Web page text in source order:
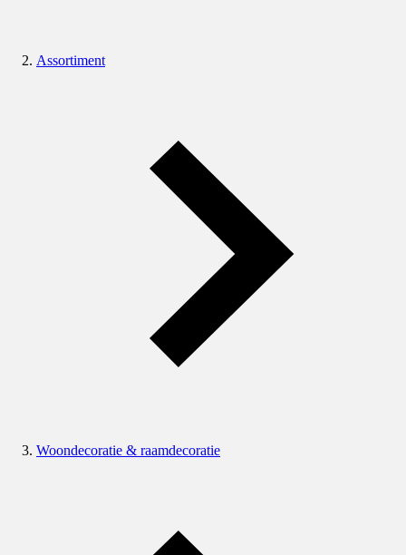
Assortiment
Woondecoratie & raamdecoratie